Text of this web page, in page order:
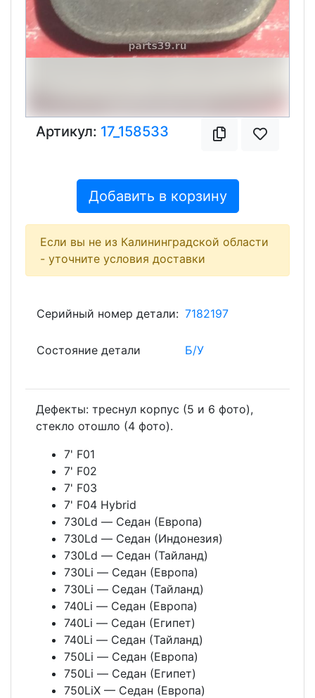
Артикул: 17_158533
Добавить в корзину
Если вы не из Калининградской области
- уточните условия доставки
Серийный номер детали: 7182197
Состояние детали Б/У
Дефекты: треснул корпус (5 и 6 фото),
стекло отошло (4 фото).
7' F01
7' F02
7' F03
7' F04 Hybrid
730Ld — Седан (Европа)
730Ld — Седан (Индонезия)
730Ld — Седан (Тайланд)
730Li — Седан (Европа)
730Li — Седан (Тайланд)
740Li — Седан (Европа)
740Li — Седан (Египет)
740Li — Седан (Тайланд)
750Li — Седан (Европа)
750Li — Седан (Египет)
750LiX — Седан (Европа)